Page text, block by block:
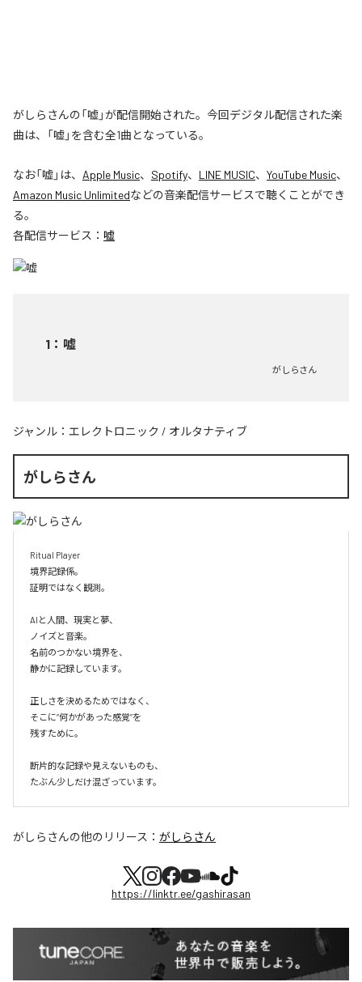
がしらさんの「嘘」が配信開始された。今回デジタル配信された楽
曲は、「嘘」を含む全1曲となっている。
なお「嘘」は、 Apple Music、 Spotify、 LINE MUSIC、 YouTube Music、
Amazon Music Unlimitedなどの音楽配信サービスで聴くことができ
る。
各配信サービス： 嘘
1 ： 嘘
がしらさん
ジャンル： エレクトロニック / オルタナティブ
がしらさん
Ritual Player
境界記録係。
証明ではなく観測。
AIと人間、現実と夢、
ノイズと音楽。
名前のつかない境界を、
静かに記録しています。
正しさを決めるためではなく、
そこに“何かがあった感覚”を
残すために。
断片的な記録や見えないものも、
たぶん少しだけ混ざっています。
がしらさんの他のリリース： がしらさん
https://linktr.ee/gashirasan